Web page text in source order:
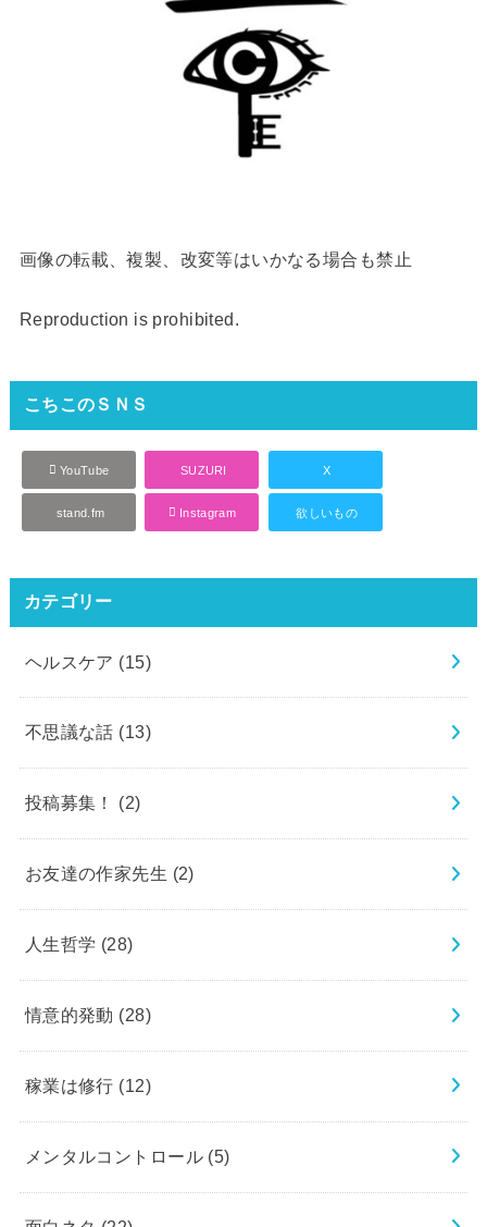
画像の転載、複製、改変等はいかなる場合も禁止
Reproduction is prohibited.
こちこのＳＮＳ
YouTube SUZURI X
stand.fm Instagram 欲しいもの
カテゴリー
ヘルスケア (15)
不思議な話 (13)
投稿募集！ (2)
お友達の作家先生 (2)
人生哲学 (28)
情意的発動 (28)
稼業は修行 (12)
メンタルコントロール (5)